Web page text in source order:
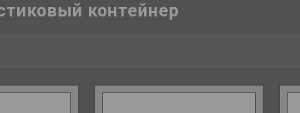
контейнер